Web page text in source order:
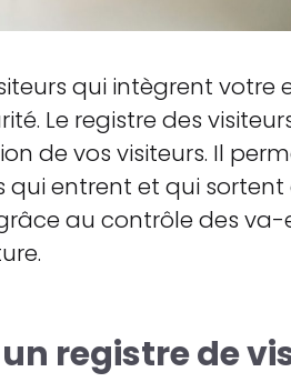
qui intègrent
Le registre des
de vos visiteurs. Il
qui entrent et qui
au contrôle des
registre de